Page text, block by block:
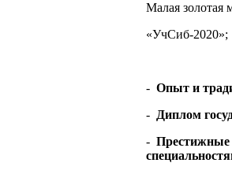
Малая золотая
«УчСиб-2020»;
- Опыт и
- Диплом
- Престижные